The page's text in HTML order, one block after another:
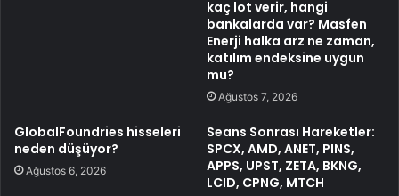
kaç lot verir, hangi
bankalarda var? Masfen
Enerji halka arz ne zaman,
katılım endeksine uygun
mu?
Ağustos 7, 2026
GlobalFoundries hisseleri
neden düşüyor?
Ağustos 6, 2026
Seans Sonrası Hareketler:
SPCX, AMD, ANET, PINS,
APPS, UPST, ZETA, BKNG,
LCID, CPNG, MTCH